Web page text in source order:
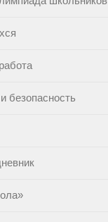
безопасность